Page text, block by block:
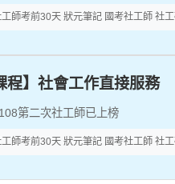
師考前30天 狀元筆記 國考社工師 社
程】社會工作直接服務
第二次社工師已上榜
師考前30天 狀元筆記 國考社工師 社